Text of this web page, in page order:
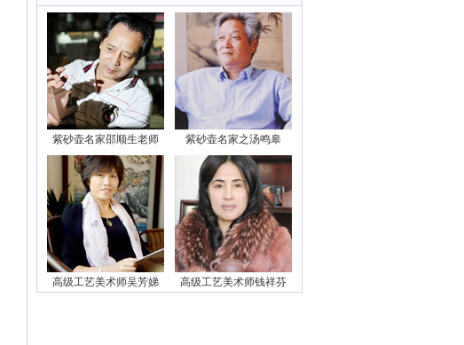
紫砂壶名家邵顺生老师 紫砂壶名家之汤鸣皋
高级工艺美术师吴芳娣 高级工艺美术师钱祥芬